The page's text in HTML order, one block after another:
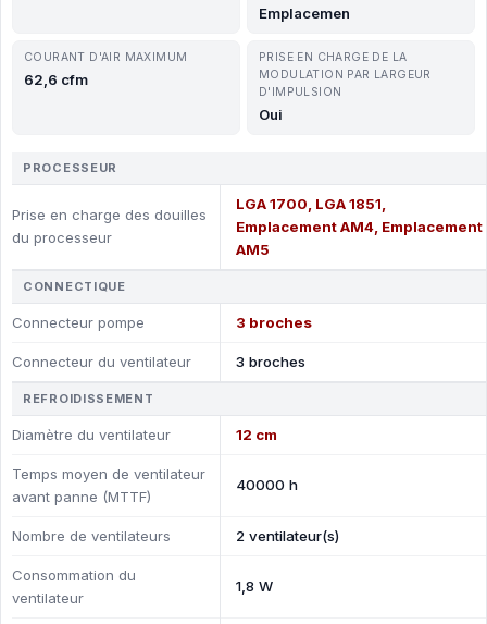
Emplacemen
COURANT D'AIR MAXIMUM
62,6 cfm
PRISE EN CHARGE DE LA
MODULATION PAR LARGEUR
D'IMPULSION
Oui
PROCESSEUR
Prise en charge des douilles
du processeur
LGA 1700, LGA 1851,
Emplacement AM4, Emplacement
AM5
CONNECTIQUE
Connecteur pompe 3 broches
Connecteur du ventilateur 3 broches
REFROIDISSEMENT
Diamètre du ventilateur 12 cm
Temps moyen de ventilateur
avant panne (MTTF)
40000 h
Nombre de ventilateurs 2 ventilateur(s)
Consommation du
ventilateur
1,8 W